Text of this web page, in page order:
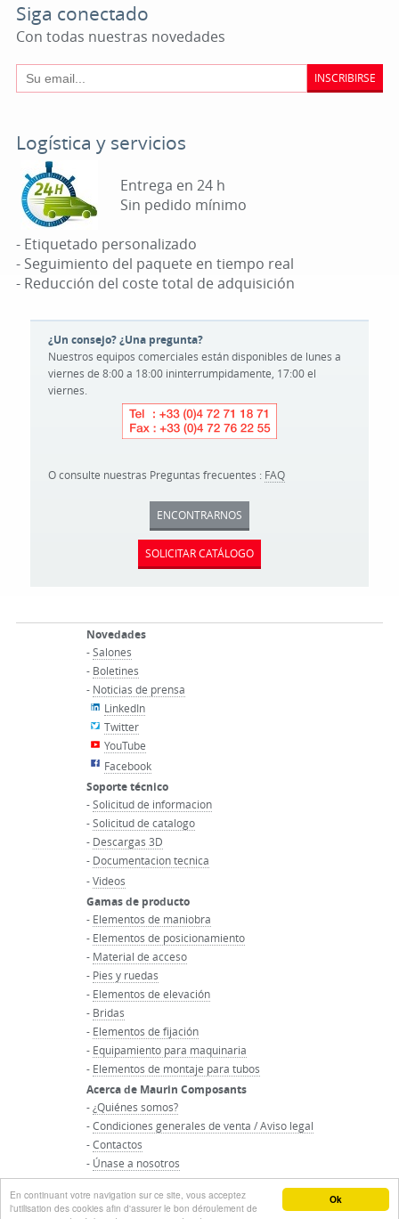
Ok
En continuant votre navigation sur ce site, vous acceptez
l'utilisation des cookies afin d'assurer le bon déroulement de
Siga conectado
Con todas nuestras novedades
INSCRIBIRSE
Logística y servicios
Entrega en 24 h
Sin pedido mínimo
- Etiquetado personalizado
- Seguimiento del paquete en tiempo real
- Reducción del coste total de adquisición
¿Un consejo? ¿Una pregunta?
Nuestros equipos comerciales están disponibles de lunes a
viernes de 8:00 a 18:00 ininterrumpidamente, 17:00 el
viernes.
O consulte nuestras Preguntas frecuentes : FAQ
ENCONTRARNOS
SOLICITAR CATÁLOGO
Novedades
-Salones
- Boletines
- Noticias de prensa
LinkedIn
Twitter
YouTube
Facebook
Soporte técnico
-Solicitud de informacion
-Solicitud de catalogo
- Descargas 3D
- Documentacion tecnica
-Videos
Gamas de producto
- Elementos de maniobra
- Elementos de posicionamiento
- Material de acceso
- Pies y ruedas
- Elementos de elevación
- Bridas
- Elementos de fijación
- Equipamiento para maquinaria
- Elementos de montaje para tubos
Acerca de Maurin Composants
-¿Quiénes somos?
-Condiciones generales de venta / Aviso legal
-Contactos
- Únase a nosotros
-Inicio del grupo Maurin
© Groupo MAURIN - Todos los derechos reservados